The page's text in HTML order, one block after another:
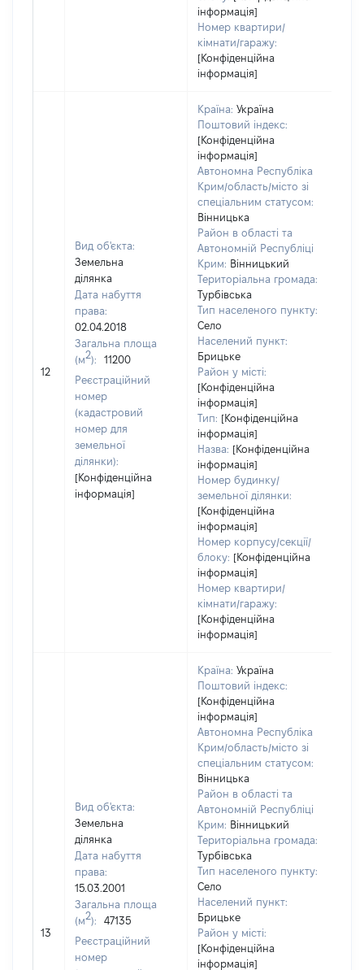
інформація]
Номер квартири/
кімнати/гаражу:
[Конфіденційна
інформація]
12
Вид об'єкта:
Земельна
ділянка
Дата набуття
права:
02.04.2018
Загальна площа
(м2):
11200
Реєстраційний
номер
(кадастровий
номер для
земельної
ділянки):
[Конфіденційна
інформація]
Країна: Україна
Поштовий індекс:
[Конфіденційна
інформація]
Автономна Республіка
Крим/область/місто зі
спеціальним статусом:
Вінницька
Район в області та
Автономній Республіці
Крим: Вінницький
Територіальна громада:
Турбівська
Тип населеного пункту:
Село
Населений пункт:
Брицьке
Район у місті:
[Конфіденційна
інформація]
Тип: [Конфіденційна
інформація]
Назва: [Конфіденційна
інформація]
Номер будинку/
земельної ділянки:
[Конфіденційна
інформація]
Номер корпусу/секції/
блоку: [Конфіденційна
інформація]
Номер квартири/
кімнати/гаражу:
[Конфіденційна
інформація]
13
Вид об'єкта:
Земельна
ділянка
Дата набуття
права:
15.03.2001
Загальна площа
(м2):
47135
Реєстраційний
номер
Країна: Україна
Поштовий індекс:
[Конфіденційна
інформація]
Автономна Республіка
Крим/область/місто зі
спеціальним статусом:
Вінницька
Район в області та
Автономній Республіці
Крим: Вінницький
Територіальна громада:
Турбівська
Тип населеного пункту:
Село
Населений пункт:
Брицьке
Район у місті:
[Конфіденційна
інформація]